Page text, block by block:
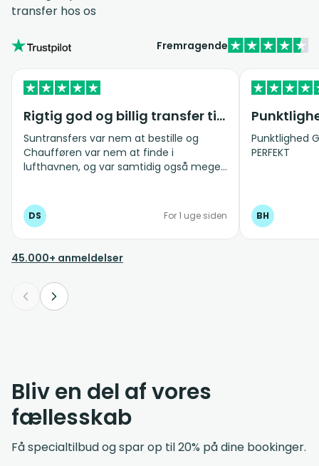
transfer hos os
Fremragende
Rigtig god og billig transfer til og fra lufthavnen
Suntransfers var nem at bestille og
Chaufføren var nem at finde i
lufthavnen, og var samtidig også meget
chaufføren til tiden. Vi bestiller gerne
Suntransfers igen næste gang vi
kommer til Kreta :-)
DS For 1 uge siden
Punktlighed
PERFEKT
BH
45.000+ anmeldelser
Bliv en del af vores
fællesskab
Få specialtilbud og spar op til 20% på dine bookinger.